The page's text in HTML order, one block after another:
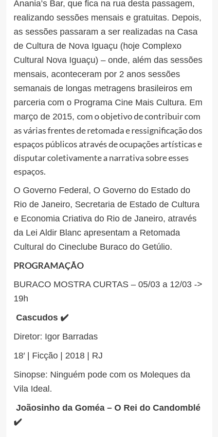
Anania’s Bar, que fica na rua desta passagem,
realizando sessões mensais e gratuitas. Depois,
as sessões passaram a ser realizadas na Casa
de Cultura de Nova Iguaçu (hoje Complexo
Cultural Nova Iguaçu) – onde, além das sessões
mensais, aconteceram por 2 anos sessões
semanais de longas metragens brasileiros em
parceria com o Programa Cine Mais Cultura. Em
março de 2015, com o objetivo de contribuir com
as várias frentes de retomada e ressignificação dos
espaços públicos através de ocupações artísticas e
disputar coletivamente a narrativa sobre esses
espaços.
O Governo Federal, O Governo do Estado do
Rio de Janeiro, Secretaria de Estado de Cultura
e Economia Criativa do Rio de Janeiro, através
da Lei Aldir Blanc apresentam a Retomada
Cultural do Cineclube Buraco do Getúlio.
PROGRAMAÇÃO
BURACO MOSTRA CURTAS – 05/03 a 12/03 ->
19h
Cascudos ✔️
Diretor: Igor Barradas
18′ | Ficção | 2018 | RJ
Sinopse: Ninguém pode com os Moleques da
Vila Ideal.
Joãosinho da Goméa – O Rei do Candomblé
✔️